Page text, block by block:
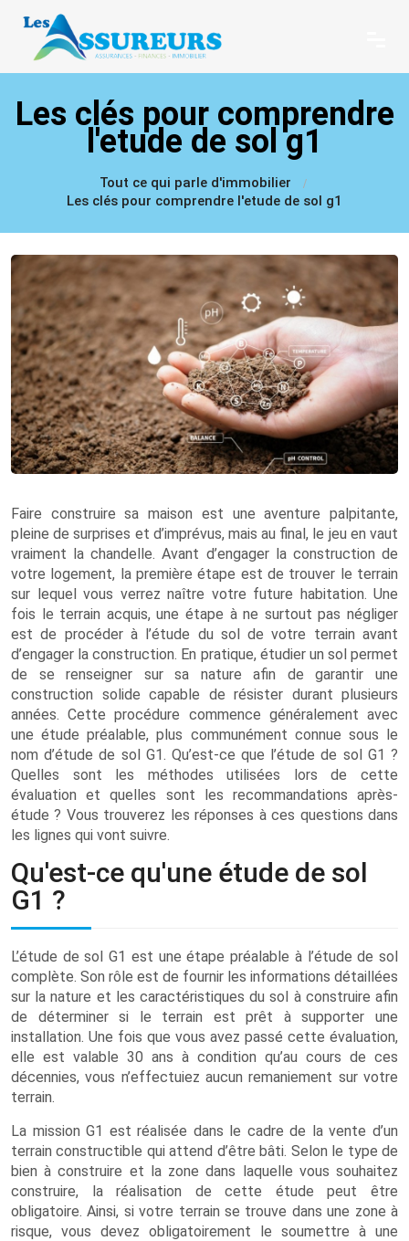
Les clés pour comprendre
l'etude de sol g1
Tout ce qui parle d'immobilier
Les clés pour comprendre l'etude de sol g1
Faire construire sa maison est une aventure palpitante,
pleine de surprises et d’imprévus, mais au final, le jeu en vaut
vraiment la chandelle. Avant d’engager la construction de
votre logement, la première étape est de trouver le terrain
sur lequel vous verrez naître votre future habitation. Une
fois le terrain acquis, une étape à ne surtout pas négliger
est de procéder à l’étude du sol de votre terrain avant
d’engager la construction. En pratique, étudier un sol permet
de se renseigner sur sa nature afin de garantir une
construction solide capable de résister durant plusieurs
années. Cette procédure commence généralement avec
une étude préalable, plus communément connue sous le
nom d’étude de sol G1. Qu’est-ce que l’étude de sol G1 ?
Quelles sont les méthodes utilisées lors de cette
évaluation et quelles sont les recommandations après-
étude ? Vous trouverez les réponses à ces questions dans
les lignes qui vont suivre.
Qu'est-ce qu'une étude de sol
G1 ?
L’étude de sol G1 est une étape préalable à l’étude de sol
complète. Son rôle est de fournir les informations détaillées
sur la nature et les caractéristiques du sol à construire afin
de déterminer si le terrain est prêt à supporter une
installation. Une fois que vous avez passé cette évaluation,
elle est valable 30 ans à condition qu’au cours de ces
décennies, vous n’effectuiez aucun remaniement sur votre
terrain.
La mission G1 est réalisée dans le cadre de la vente d’un
terrain constructible qui attend d’être bâti. Selon le type de
bien à construire et la zone dans laquelle vous souhaitez
construire, la réalisation de cette étude peut être
obligatoire. Ainsi, si votre terrain se trouve dans une zone à
risque, vous devez obligatoirement le soumettre à une